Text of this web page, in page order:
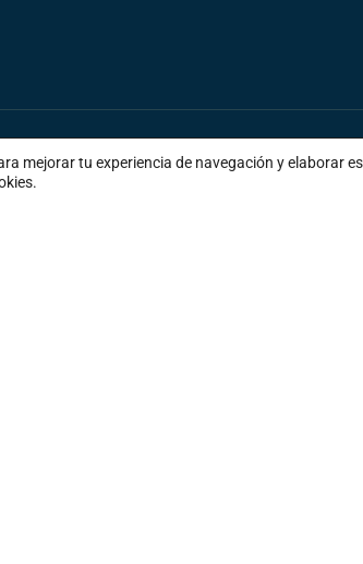
de tendencias de comunicación
mejorar tu experiencia de navegación y elaborar